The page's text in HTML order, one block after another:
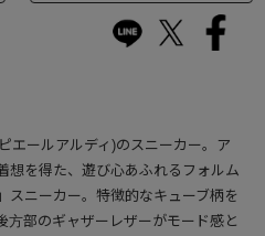
エールアルディ)のスニーカー。ア
想を得た、遊び心あふれるフォルム
スニーカー。特徴的なキューブ柄を
方部のギャザーレザーがモード感と